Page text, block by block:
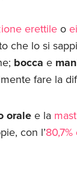
erettileo
che lo si
bocca e
fare la
oralee la
con l’